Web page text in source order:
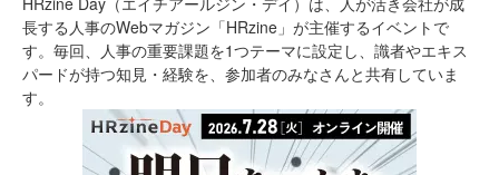
長する人事のWebマガジン「HRzine」が主催するイベントで
す。毎回、人事の重要課題を1つテーマに設定し、識者やエキス
パードが持つ知見・経験を、参加者のみなさんと共有していま
す。